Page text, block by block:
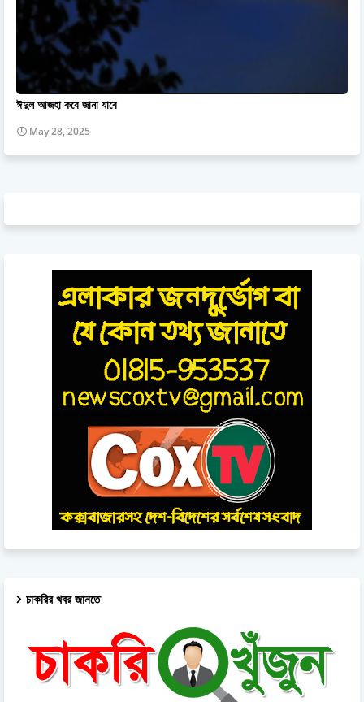
ঈদুল আজহা কবে জানা যাবে
May 28, 2025
চাকরির খবর জানতে